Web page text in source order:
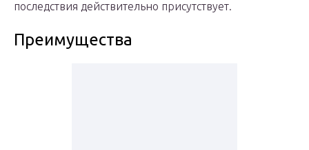
последствия действительно присутствует.
Преимущества